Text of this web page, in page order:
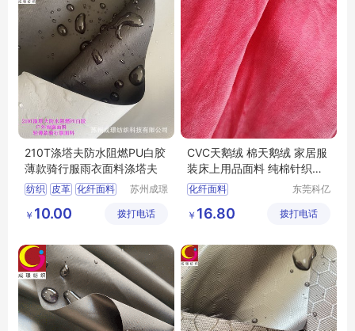
210T涤塔夫防水阻燃PU白胶
薄款骑行服雨衣面料涤塔夫
纺织 皮革 化纤面料
苏州成璟
有限公司
￥ 10.00 拨打电话
CVC天鹅绒 棉天鹅绒 家居服
装床上用品面料 纯棉针织绒
布面料
化纤面料
东莞科亿
公司
￥ 16.80 拨打电话